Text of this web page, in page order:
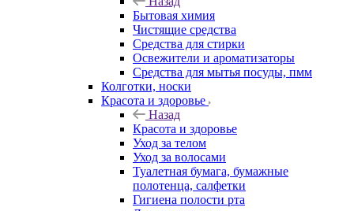
Бытовая химия
Чистящие средства
Средства для стирки
Освежители и ароматизаторы
Средства для мытья посуды, пмм
Колготки, носки
Красота и здоровье
Назад
Красота и здоровье
Уход за телом
Уход за волосами
Туалетная бумага, бумажные
полотенца, салфетки
Гигиена полости рта